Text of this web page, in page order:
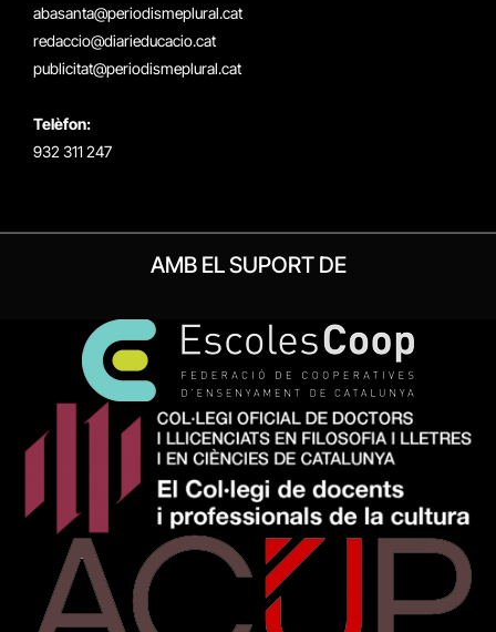
abasanta@periodismeplural.cat
redaccio@diarieducacio.cat
publicitat@periodismeplural.cat
Telèfon:
932 311 247
AMB EL SUPORT DE